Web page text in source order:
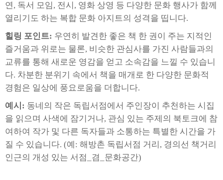
연, 독서 모임, 전시, 영화 상영 등 다양한 문화 행사가 함께
열리기도 하는 복합 문화 아지트의 성격을 띱니다.
힐링 포인트: 우연히 발견한 좋은 책 한 권이 주는 지적인
즐거움과 위로는 물론, 비슷한 관심사를 가진 사람들과의
교류를 통해 새로운 영감을 얻고 소속감을 느낄 수 있습니
다. 차분한 분위기 속에서 책을 매개로 한 다양한 문화적
경험은 일상에 풍요로움을 더합니다.
예시: 동네의 작은 독립서점에서 주인장이 추천하는 시집
을 읽으며 사색에 잠기거나, 관심 있는 주제의 북토크에 참
여하여 작가 및 다른 독자들과 소통하는 특별한 시간을 가
질 수 있습니다. (예: 해방촌 독립서점 거리, 경의선 책거리
인근의 개성 있는 서점_겸_문화공간)